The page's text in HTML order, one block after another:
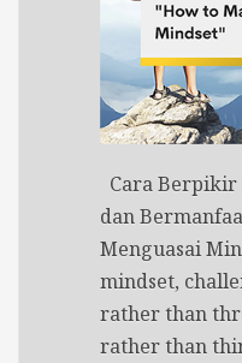
Cara
dan
Menguasai
mindset,
rather than
rather than